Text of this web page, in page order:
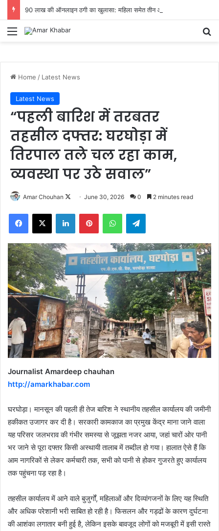
90 लाख की ऑनलाइन ठगी का खुलासा: महिला समेत तीन आरोपी गिरफ्तार…
Menu
Home / Latest News
Latest News
“पहली बारिश में तरबतर
तहसील दफ्तर: घरघोड़ा में
तिरपाल तले चल रहा काम,
व्यवस्था पर उठे सवाल”
Amar Chouhan
FollowJune 30, 2026 0 2 minutes read
Facebook
X LinkedInPinterestWhatsAppTelegram
Journalist Amardeep chauhan
http://amarkhabar.com
घरघोड़ा। मानसून की पहली ही तेज बारिश ने स्थानीय तहसील कार्यालय की जमीनी
हकीकत उजागर कर दी है। सरकारी कामकाज का प्रमुख केंद्र माना जाने वाला
यह परिसर जलभराव की गंभीर समस्या से जूझता नजर आया, जहां चारों ओर पानी
भर जाने से पूरा दफ्तर किसी अस्थायी तालाब में तब्दील हो गया। हालात ऐसे हैं कि
आम नागरिकों से लेकर कर्मचारी तक, सभी को पानी से होकर गुजरते हुए कार्यालय
तक पहुंचना पड़ रहा है।
तहसील कार्यालय में आने वाले बुजुर्गों, महिलाओं और दिव्यांगजनों के लिए यह स्थिति
और अधिक परेशानी भरी साबित हो रही है। फिसलन और गड्ढों के कारण दुर्घटना
की आशंका लगातार बनी हुई है, लेकिन इसके बावजूद लोगों को मजबूरी में इसी रास्ते